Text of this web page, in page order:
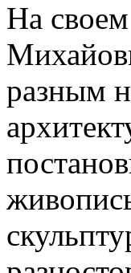
На
разным